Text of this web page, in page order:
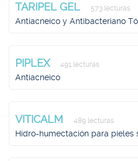
TARIPEL GEL 573 lecturas
Antiacneico y Antibacteriano
PIPLEX 491 lecturas
Antiacneico
VITICALM 489 lecturas
Hidro-humectación para pieles